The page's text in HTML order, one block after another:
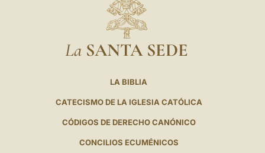
La SANTA SEDE
LA BIBLIA
CATECISMO DE LA IGLESIA CATÓLICA
CÓDIGOS DE DERECHO CANÓNICO
CONCILIOS ECUMÉNICOS